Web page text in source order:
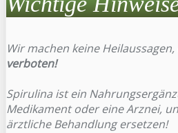
Wir machen keine
verboten!
Spirulina ist ein
Medikament oder eine Arznei,
ärztliche Behandlung ersetzen!